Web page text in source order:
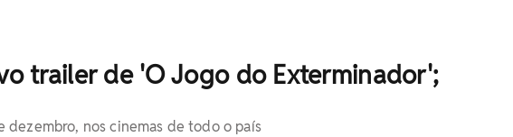
trailer de 'O Jogo do Exterminador';
nos cinemas de todo o país